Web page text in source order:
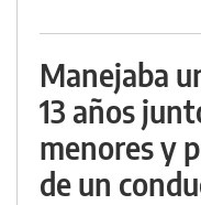
Manejaba
13 años
menores y
de un